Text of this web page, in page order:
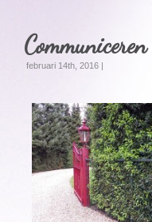
februari 14th, 2016 |